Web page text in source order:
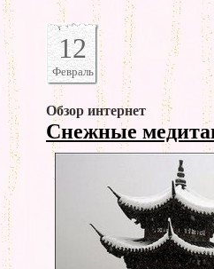
12
Февраль
Обзор интернет
Снежные